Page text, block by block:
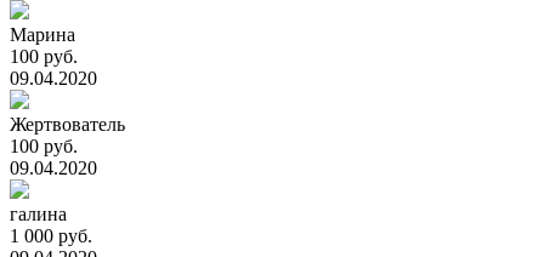
Марина
100 руб.
09.04.2020
Жертвователь
100 руб.
09.04.2020
галина
1 000 руб.